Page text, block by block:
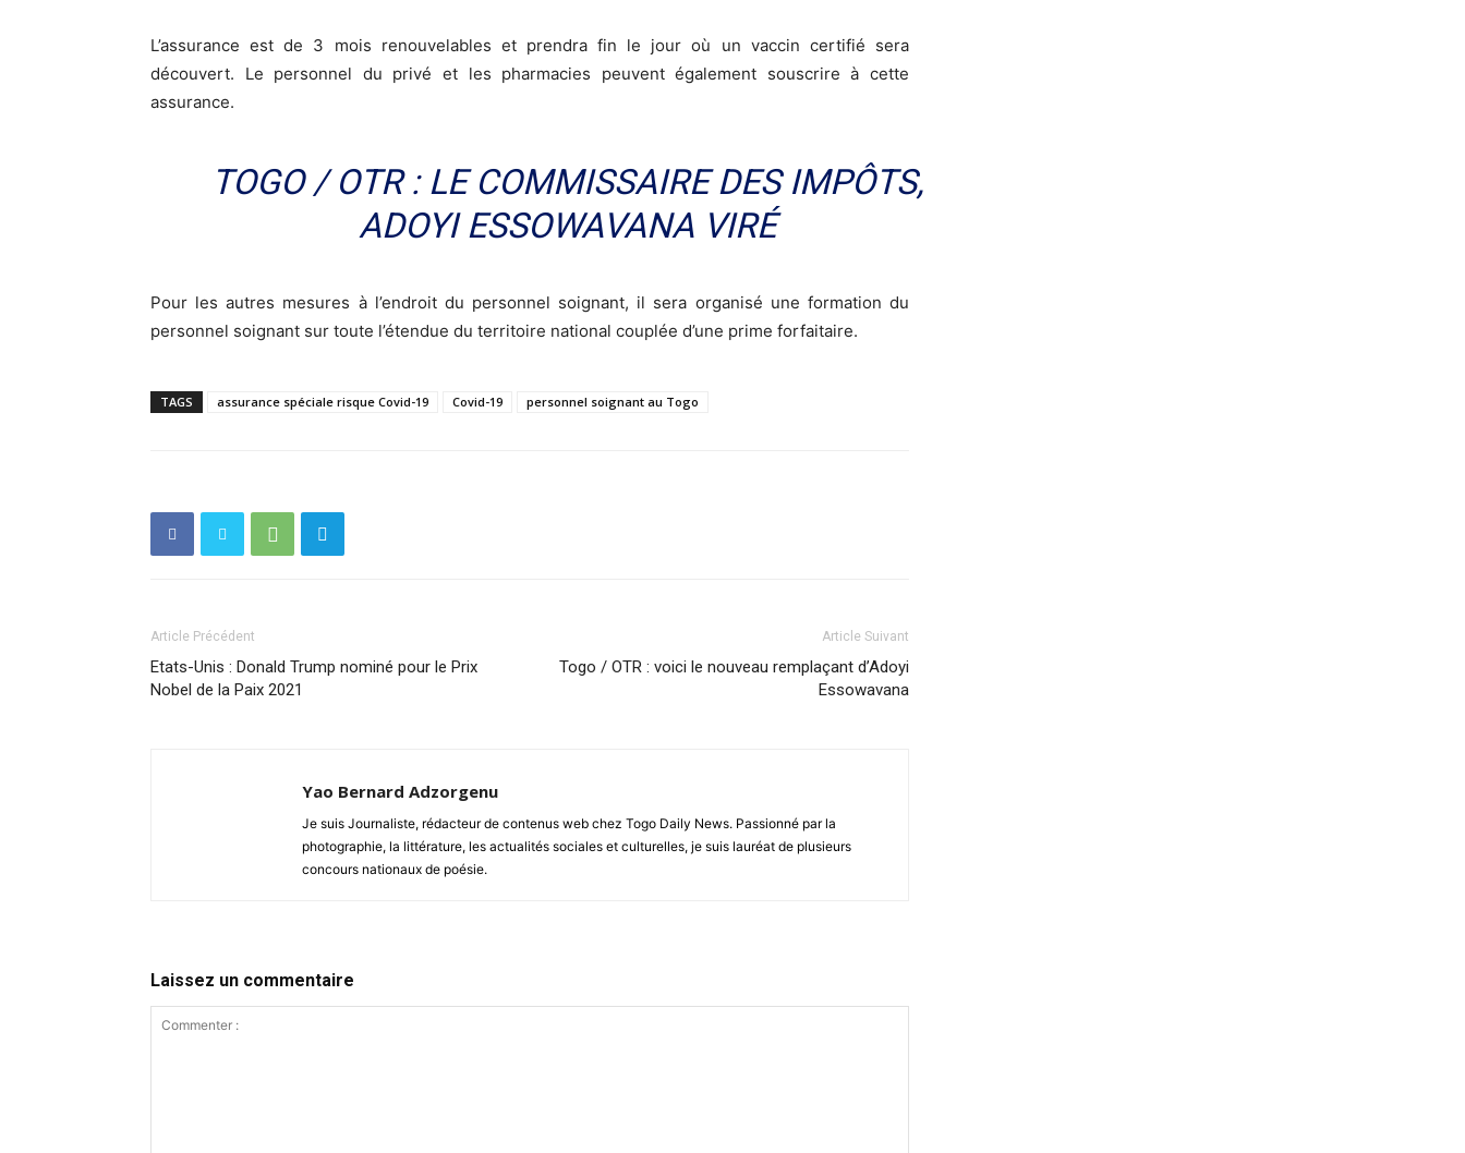
L’assurance est de 3 mois renouvelables et prendra fin le jour où un vaccin certifié sera
découvert. Le personnel du privé et les pharmacies peuvent également souscrire à cette
assurance.
TOGO / OTR : LE COMMISSAIRE DES IMPÔTS,
ADOYI ESSOWAVANA VIRÉ
Pour les autres mesures à l’endroit du personnel soignant, il sera organisé une formation du
personnel soignant sur toute l’étendue du territoire national couplée d’une prime forfaitaire.
TAGS assurance spéciale risque Covid-19 Covid-19 personnel soignant au Togo
Article Précédent
Etats-Unis : Donald Trump nominé pour le Prix
Nobel de la Paix 2021
Article Suivant
Togo / OTR : voici le nouveau remplaçant d’Adoyi
Essowavana
Yao Bernard Adzorgenu
Je suis Journaliste, rédacteur de contenus web chez Togo Daily News. Passionné par la
photographie, la littérature, les actualités sociales et culturelles, je suis lauréat de plusieurs
concours nationaux de poésie.
Laissez un commentaire